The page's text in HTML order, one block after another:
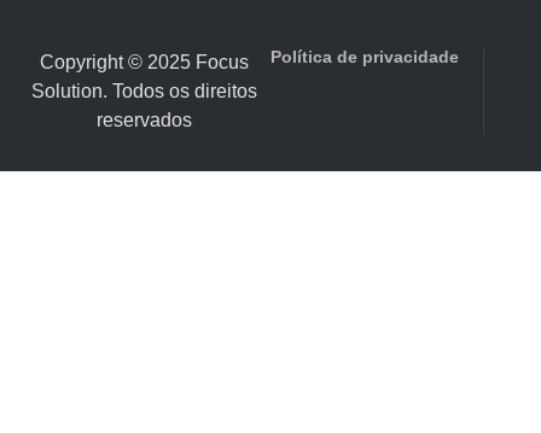
Copyright © 2025 Focus
Solution. Todos os direitos
reservados
Política de privacidade